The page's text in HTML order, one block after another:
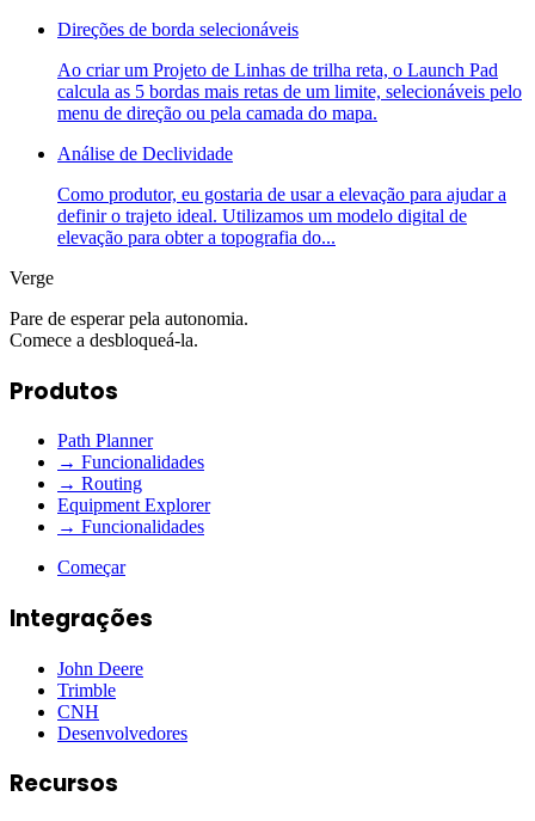
Direções de borda selecionáveis
Ao criar um Projeto de Linhas de trilha reta, o Launch Pad
calcula as 5 bordas mais retas de um limite, selecionáveis pelo
menu de direção ou pela camada do mapa.
Análise de Declividade
Como produtor, eu gostaria de usar a elevação para ajudar a
definir o trajeto ideal. Utilizamos um modelo digital de
elevação para obter a topografia do...
Verge
Pare de esperar pela autonomia.
Comece a desbloqueá-la.
Produtos
Path Planner
→ Funcionalidades
→ Routing
Equipment Explorer
→ Funcionalidades
Começar
Integrações
John Deere
Trimble
CNH
Desenvolvedores
Recursos